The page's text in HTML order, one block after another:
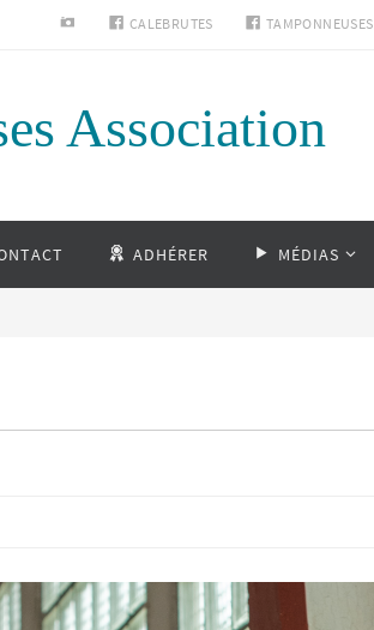
INSTAGRAMCALEBRUTES TAMPONNEUSES
Association
ADHÉRER MÉDIAS